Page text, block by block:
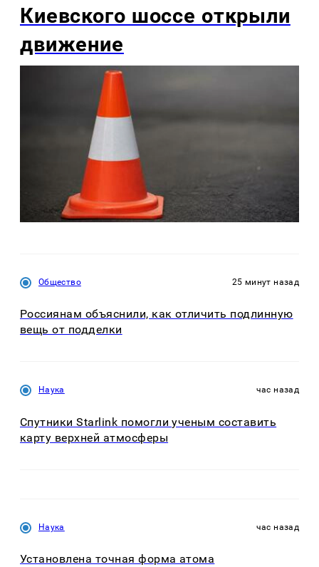
Киевского шоссе открыли
движение
Общество 25 минут назад
Россиянам объяснили, как отличить подлинную
вещь от подделки
Наука час назад
Спутники Starlink помогли ученым составить
карту верхней атмосферы
Наука час назад
Установлена точная форма атома